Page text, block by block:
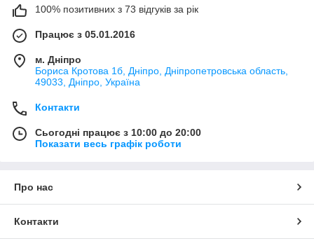
100% позитивних з 73 відгуків за рік
Працює з 05.01.2016
м. Дніпро
Бориса Кротова 1б, Дніпро, Дніпропетровська область,
49033, Дніпро, Україна
Контакти
Сьогодні працює з 10:00 до 20:00
Показати весь графік роботи
Про нас
Контакти